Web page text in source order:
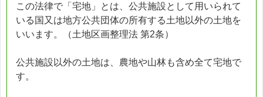
この法律で「宅地」とは、公共施設として用いられて
いる国又は地方公共団体の所有する土地以外の土地を
いいます。（土地区画整理法 第2条）
公共施設以外の土地は、農地や山林も含め全て宅地で
す。